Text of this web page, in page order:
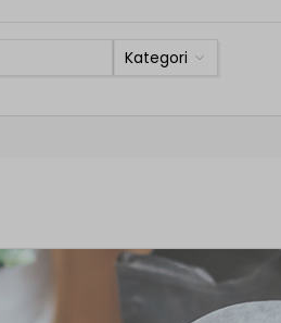
Kategori